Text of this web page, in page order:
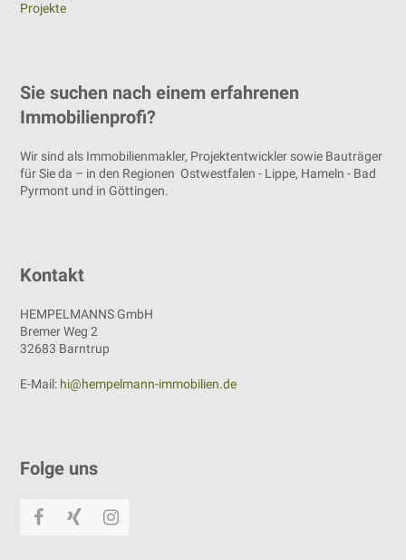
Projekte
Sie suchen nach einem erfahrenen
Immobilienprofi?
Wir sind als Immobilienmakler, Projektentwickler sowie Bauträger
für Sie da – in den Regionen Ostwestfalen - Lippe, Hameln - Bad
Pyrmont und in Göttingen.
Kontakt
HEMPELMANNS GmbH
Bremer Weg 2
32683 Barntrup
E-Mail: hi@hempelmann-immobilien.de
Folge uns
Facebook
XingInstagram